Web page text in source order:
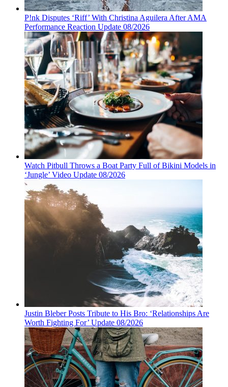
P!nk Disputes ‘Riff’ With Christina Aguilera After AMA
Performance Reaction Update 08/2026
Watch Pitbull Throws a Boat Party Full of Bikini Models in
‘Jungle’ Video Update 08/2026
Justin Bleber Posts Tribute to His Bro: ‘Relationships Are
Worth Fighting For’ Update 08/2026